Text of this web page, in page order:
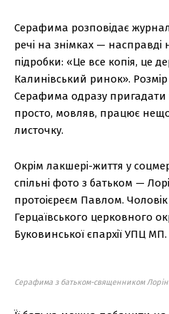
Серафима розповідає
речі на знімках — насправді
підробки: «Це все копія, це
Калинівський ринок». Розмір
Серафима одразу
просто, мовляв, працює
листочку.
Окрім лакшері-життя у
спільні фото з батьком —
протоієреєм Павлом.
Герцаївського церковного
Буковинської єпархії УПЦ МП.
Серафима з батьком-священником